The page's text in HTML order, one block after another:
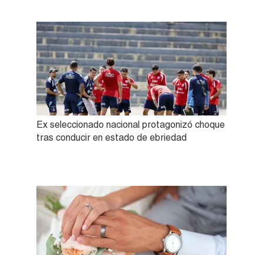
Ex seleccionado nacional protagonizó choque
tras conducir en estado de ebriedad